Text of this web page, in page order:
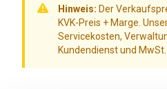
Hinweis: Der
KVK-Preis + Marge.
Servicekosten,
Kundendienst und MwSt.